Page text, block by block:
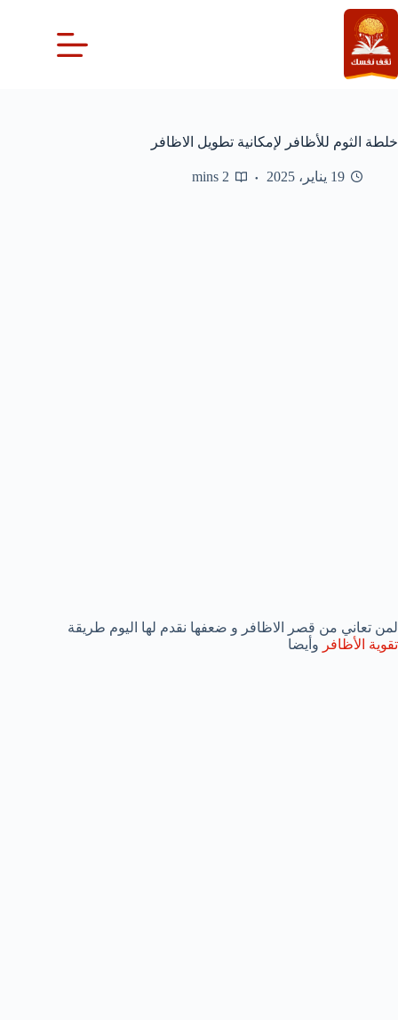
التجاوز
إلى
المحتوى
خلطة الثوم للأظافر لإمكانية تطويل الاظافر
19 يناير، 2025 2 mins
لمن تعاني من قصر الاظافر و ضعفها نقدم لها اليوم طريقة
تقوية الأظافر وأيضا